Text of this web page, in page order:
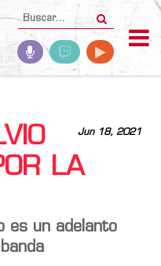
Jun 18, 2021
LA
es un adelanto